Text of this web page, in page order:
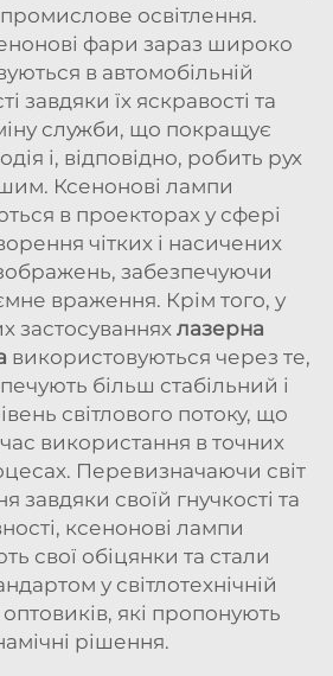
освітлення.
фари зараз широко
в автомобільній
завдяки їх яскравості та
служби, що покращує
і, відповідно, робить рух
Ксенонові лампи
в проекторах у сфері
чітких і насичених
забезпечуючи
враження. Крім того, у
застосуваннях лазерна
використовуються через те,
більш стабільний і
світлового потоку, що
використання в точних
Перевизначаючи світ
завдяки своїй гнучкості та
ксенонові лампи
свої обіцянки та стали
у світлотехнічній
які пропонують
рішення.